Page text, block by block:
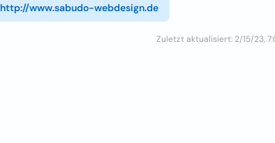
http://www.sabudo-webdesign.de
Zuletzt aktualisiert: 2/15/23,